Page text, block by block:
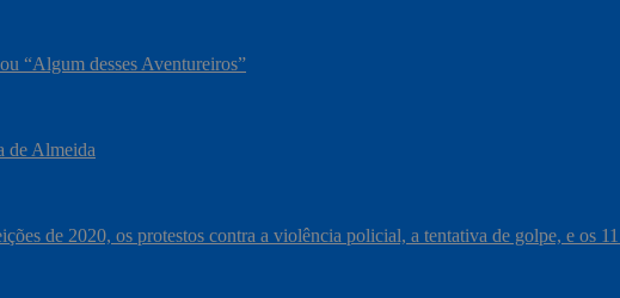
“Algum desses Aventureiros”
de Almeida
de 2020, os protestos contra a violência policial, a tentativa de golpe, e os